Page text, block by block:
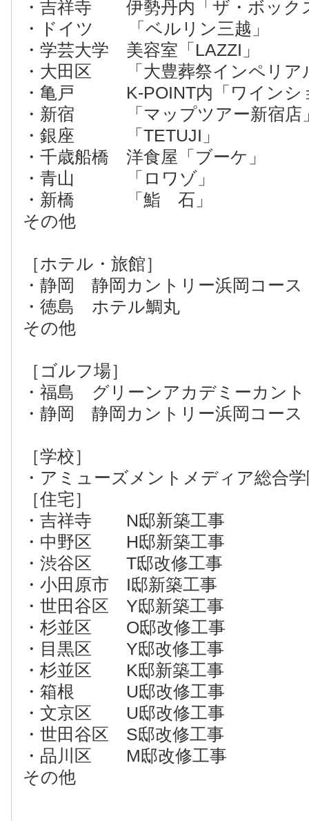
・吉祥寺 伊勢丹内「ザ・ボック
・ドイツ 「ベルリン三越」
・学芸大学 美容室「LAZZI」
・大田区 「大豊葬祭インペリア
・亀戸 K-POINT内「ワインシ
・新宿 「マップツアー新宿店
・銀座 「TETUJI」
・千歳船橋 洋食屋「ブーケ」
・青山 「ロワゾ」
・新橋 「鮨 石」
その他
［ホテル・旅館］
・静岡 静岡カントリー浜岡コー
・徳島 ホテル鯛丸
その他
［ゴルフ場］
・福島 グリーンアカデミーカント
・静岡 静岡カントリー浜岡コース
［学校］
・アミューズメントメディア総合
［住宅］
・吉祥寺 N邸新築工事
・中野区 H邸新築工事
・渋谷区 T邸改修工事
・小田原市 I邸新築工事
・世田谷区 Y邸新築工事
・杉並区 O邸改修工事
・目黒区 Y邸改修工事
・杉並区 K邸新築工事
・箱根 U邸改修工事
・文京区 U邸改修工事
・世田谷区 S邸改修工事
・品川区 M邸改修工事
その他